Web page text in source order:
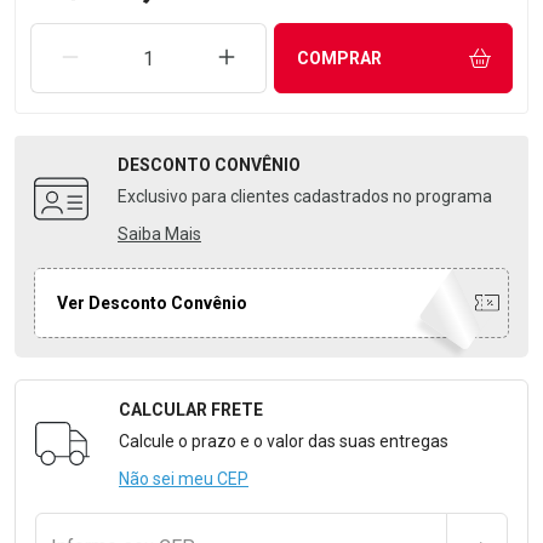
REMOVER UMA UNIDADEAUMENTAR UMA UNIDADE
COMPRAR
DESCONTO CONVÊNIO
Exclusivo para clientes cadastrados no programa
Saiba Mais
Ver Desconto Convênio
Formulário para Calcular o Frete
CALCULAR FRETE
Calcule o prazo e o valor das suas entregas
Não sei meu CEP